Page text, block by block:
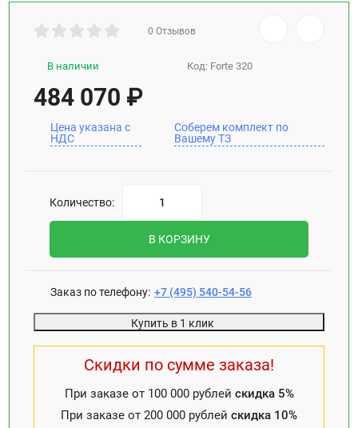
0 Отзывов
Код: Forte 320
В наличии
484 070 ₽
Цена указана с
НДС
Соберем комплект по
Вашему ТЗ
Количество:
В КОРЗИНУ
Заказ по телефону: +7 (495) 540-54-56
Купить в 1 клик
Скидки по сумме заказа!
При заказе от 100 000 рублей скидка 5%
При заказе от 200 000 рублей скидка 10%